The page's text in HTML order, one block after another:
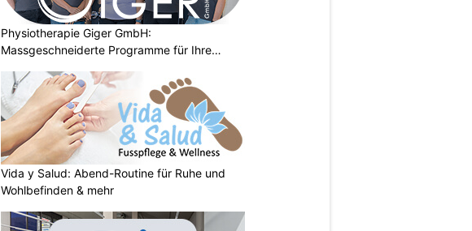
Physiotherapie Giger GmbH:
Massgeschneiderte Programme für Ihre
Vida y Salud: Abend-Routine für Ruhe und
Wohlbefinden & mehr